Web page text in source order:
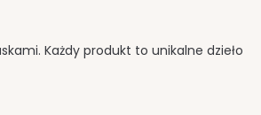
Każdy produkt to unikalne dzieło